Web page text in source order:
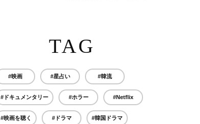
TAG
#映画 #星占い #韓流
#ドキュメンタリー #ホラー #Netflix
#映画を聴く #ドラマ #韓国ドラマ